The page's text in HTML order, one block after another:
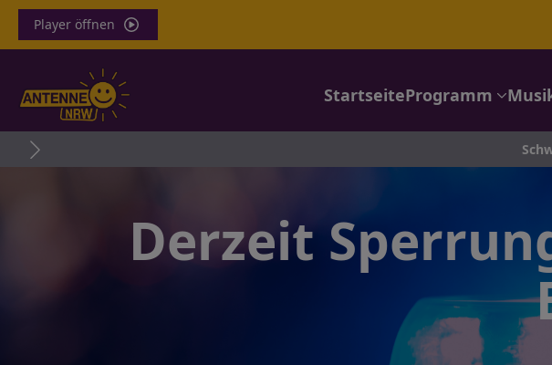
Player öffnen
StartseiteProgramm
Schwerer Unfall
Derzeit